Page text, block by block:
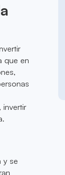
que en
invertir
y se